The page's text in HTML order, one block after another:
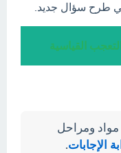
طرح سؤال جديد.
القياسية
مواد ومراحل
الإجابات.